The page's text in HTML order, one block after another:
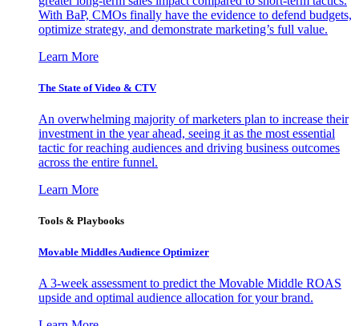
With BaP, CMOs finally have the evidence to defend budgets,
optimize strategy, and demonstrate marketing’s full value.
Learn More
The State of Video & CTV
An overwhelming majority of marketers plan to increase their
investment in the year ahead, seeing it as the most essential
tactic for reaching audiences and driving business outcomes
across the entire funnel.
Learn More
Tools & Playbooks
Movable Middles Audience Optimizer
A 3-week assessment to predict the Movable Middle ROAS
upside and optimal audience allocation for your brand.